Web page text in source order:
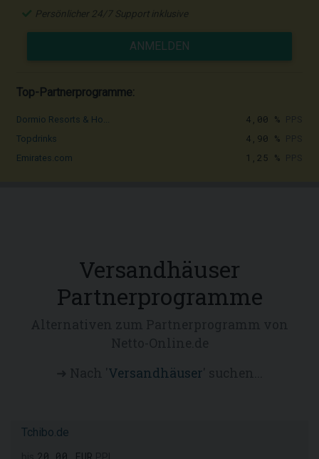
Persönlicher 24/7 Support inklusive
ANMELDEN
Top-Partnerprogramme:
Dormio Resorts & Ho... 4,00 %
Topdrinks 4,90 %
Emirates.com 1,25 %
Versandhäuser
Partnerprogramme
Versandhäuser
Tchibo.de